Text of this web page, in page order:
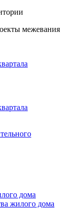
межевания
дома
жилого дома